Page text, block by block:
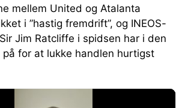
mellem United og Atalanta
i ”hastig fremdrift”, og INEOS-
Jim Ratcliffe i spidsen har i den
for at lukke handlen hurtigst